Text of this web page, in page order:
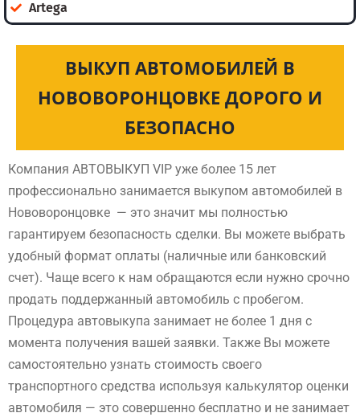
Artega
ВЫКУП АВТОМОБИЛЕЙ В
НОВОВОРОНЦОВКЕ ДОРОГО И
БЕЗОПАСНО
Компания АВТОВЫКУП VIP уже более 15 лет
профессионально занимается выкупом автомобилей в
Нововоронцовке — это значит мы полностью
гарантируем безопасность сделки. Вы можете выбрать
удобный формат оплаты (наличные или банковский
счет). Чаще всего к нам обращаются если нужно срочно
продать поддержанный автомобиль с пробегом.
Процедура автовыкупа занимает не более 1 дня с
момента получения вашей заявки. Также Вы можете
самостоятельно узнать стоимость своего
транспортного средства используя калькулятор оценки
автомобиля — это совершенно бесплатно и не занимает